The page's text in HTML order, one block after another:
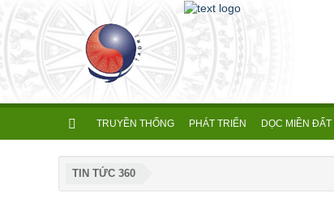
TRUYỀN THỐNG PHÁT TRIỂN DỌC MIỀN
TIN TỨC 360